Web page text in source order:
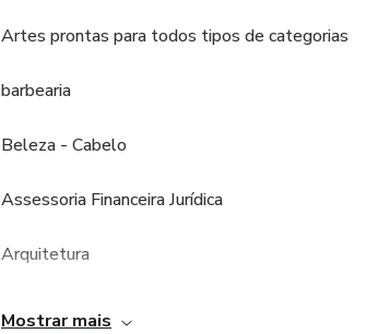
Artes prontas para todos tipos de categorias
barbearia
Beleza - Cabelo
Assessoria Financeira Jurídica
Arquitetura
Agente imobiliário
Mostrar mais